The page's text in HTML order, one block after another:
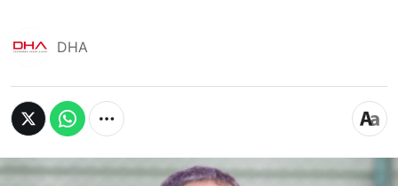
DHA